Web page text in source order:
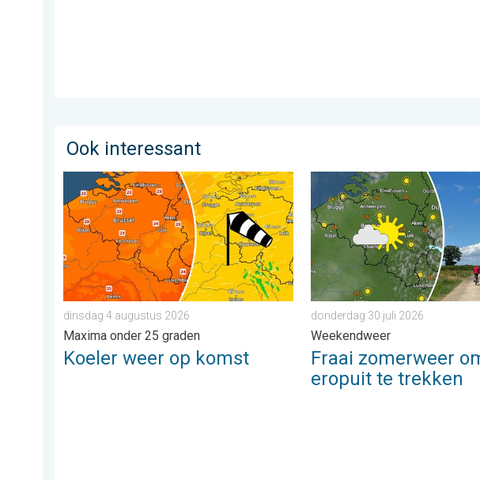
Ook interessant
Koeler weer op komst. Maxima onder 25 graden. . . dinsdag 4 augustus
dinsdag 4 augustus 2026
Maxima onder 25 graden
Koeler weer op komst
Fraai zomerweer om eropuit
donderdag 30 juli 2026
Weekendweer
Fraai zomerweer
eropuit te trekken